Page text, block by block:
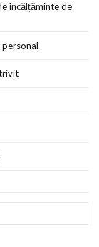
încălțăminte de
personal